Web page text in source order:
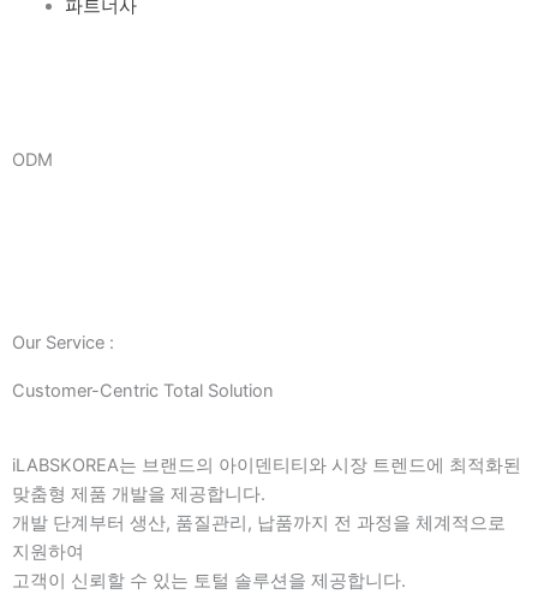
파트너사
ODM
Our Service :
Customer-Centric Total Solution
iLABSKOREA는 브랜드의 아이덴티티와 시장 트렌드에 최적화된
맞춤형 제품 개발을 제공합니다.
개발 단계부터 생산, 품질관리, 납품까지 전 과정을 체계적으로
지원하여
고객이 신뢰할 수 있는 토털 솔루션을 제공합니다.